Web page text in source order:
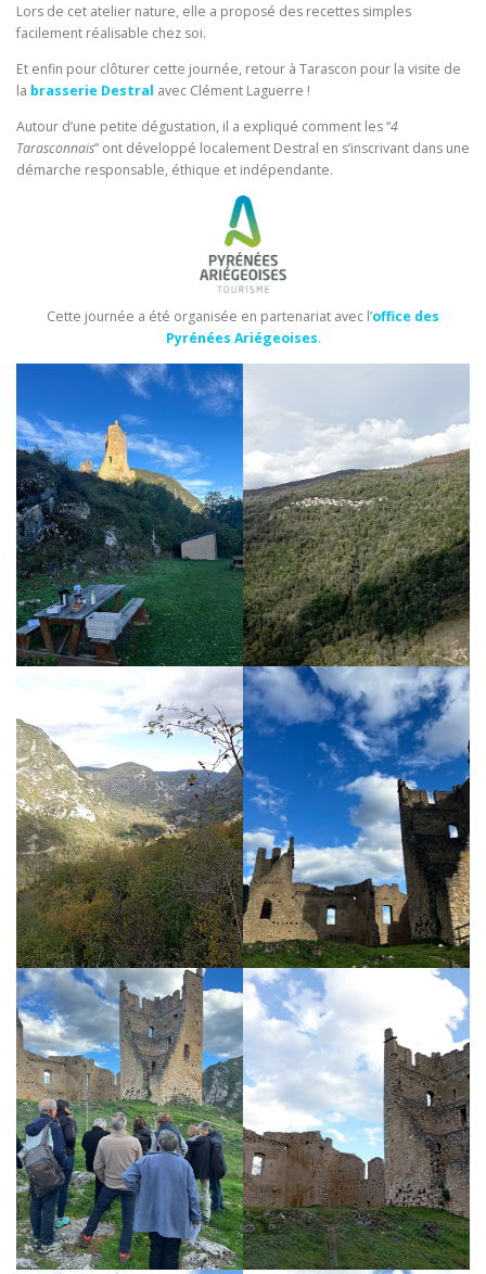
Lors de cet atelier nature, elle a proposé des recettes simples
facilement réalisable chez soi.
Et enfin pour clôturer cette journée, retour à Tarascon pour la visite de
la brasserie Destral avec Clément Laguerre !
Autour d’une petite dégustation, il a expliqué comment les “4
Tarasconnais” ont développé localement Destral en s’inscrivant dans une
démarche responsable, éthique et indépendante.
Cette journée a été organisée en partenariat avec l’office des
Pyrénées Ariégeoises.